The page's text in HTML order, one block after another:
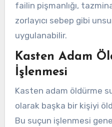
failin pişmanlığı,
zorlayıcı sebep gibi
uygulanabilir.
Kasten Adam
İşlenmesi
Kasten adam öldürme
olarak başka bir kişiyi
Bu suçun işlenmesi